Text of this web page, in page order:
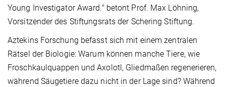
Young Investigator Award." betont Prof. Max Löhning,
Vorsitzender des Stiftungsrats der Schering Stiftung.
Aztekins Forschung befasst sich mit einem zentralen
Rätsel der Biologie: Warum können manche Tiere, wie
Froschkaulquappen und Axolotl, Gliedmaßen regenerieren,
während Säugetiere dazu nicht in der Lage sind? Während